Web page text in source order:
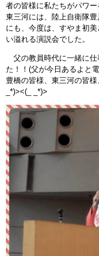
者の皆様に私たちがパワー
東三河には、陸上自衛隊
にも、今度は、すやま初
い溢れる演説会でした。
父の教員時代に一緒に仕
た！！(父が今日あるよと
豊橋の皆様、東三河の皆
_*)><(_ _*)>